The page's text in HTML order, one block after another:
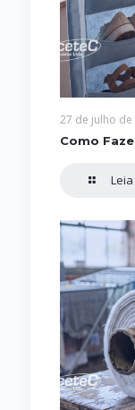
27 de julho de
Como